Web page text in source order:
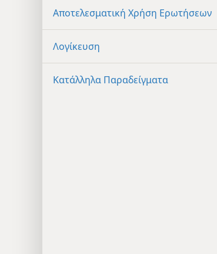
Αποτελεσματική Χρήση Ερωτήσεων
Λογίκευση
Κατάλληλα Παραδείγματα